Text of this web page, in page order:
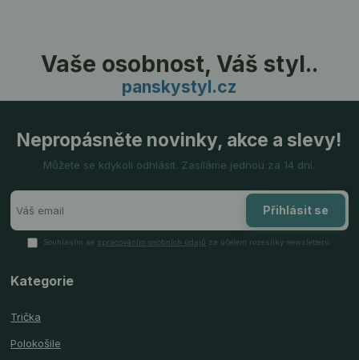
Vaše osobnost, Váš styl..
panskystyl.cz
Nepropásněte novinky, akce a slevy!
Můžete se kdykoli odhlásit. Zasíláme jednou za 14 dní.
Přihlásit se
Souhlasím se zpracováním osobních údajů za účelem rozesílky newsletteru.
Kategorie
Trička
Polokošile